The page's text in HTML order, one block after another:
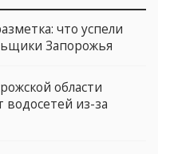
что успели
Запорожья
области
из-за